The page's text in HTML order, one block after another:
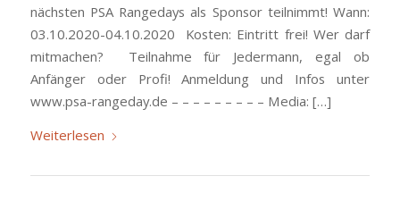
nächsten PSA Rangedays als Sponsor teilnimmt! Wann:
03.10.2020-04.10.2020 Kosten: Eintritt frei! Wer darf
mitmachen? Teilnahme für Jedermann, egal ob
Anfänger oder Profi! Anmeldung und Infos unter
www.psa-rangeday.de – – – – – – – – – Media: […]
Weiterlesen